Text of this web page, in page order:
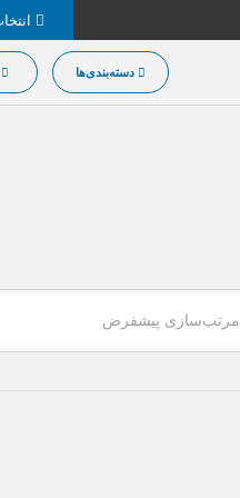
دسته‌بندی‌ها
مرتب‌سازی پیشفرض